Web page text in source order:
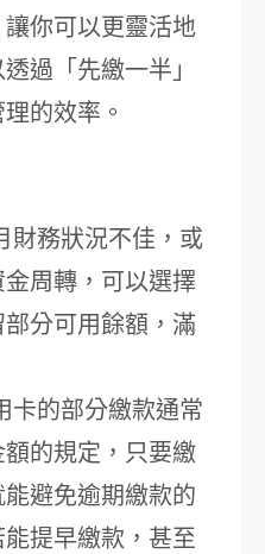
你可以更靈活地
過「先繳一半」
的效率。
財務狀況不佳，或
周轉，可以選擇
分可用餘額，滿
卡的部分繳款通常
的規定，只要繳
避免逾期繳款的
提早繳款，甚至